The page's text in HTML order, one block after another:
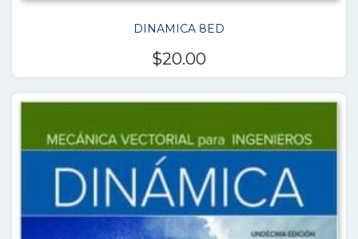
DINAMICA 8ED
$20.00